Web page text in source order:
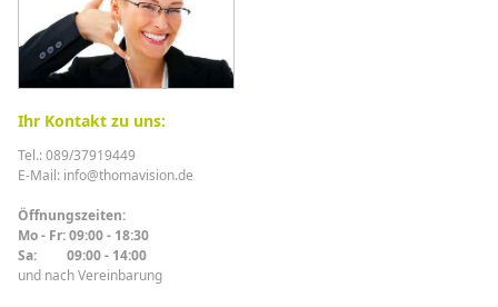
Ihr Kontakt zu uns:
Tel.: 089/37919449
E-Mail: info@thomavision.de
Öffnungszeiten:
Mo - Fr: 09:00 - 18:30
Sa: 09:00 - 14:00
und nach Vereinbarung